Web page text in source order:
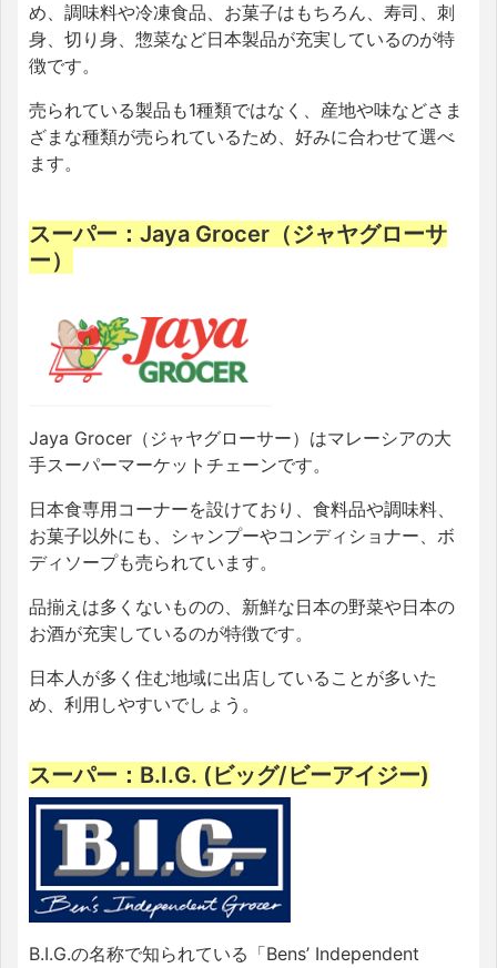
め、調味料や冷凍食品、お菓子はもちろん、寿司、刺
身、切り身、惣菜など日本製品が充実しているのが特
徴です。
売られている製品も1種類ではなく、産地や味などさま
ざまな種類が売られているため、好みに合わせて選べ
ます。
スーパー：Jaya Grocer（ジャヤグローサ
ー）
Jaya Grocer（ジャヤグローサー）はマレーシアの大
手スーパーマーケットチェーンです。
日本食専用コーナーを設けており、食料品や調味料、
お菓子以外にも、シャンプーやコンディショナー、ボ
ディソープも売られています。
品揃えは多くないものの、新鮮な日本の野菜や日本の
お酒が充実しているのが特徴です。
日本人が多く住む地域に出店していることが多いた
め、利用しやすいでしょう。
スーパー：B.I.G. (ビッグ/ビーアイジー)
B.I.G.の名称で知られている「Bens’ Independent